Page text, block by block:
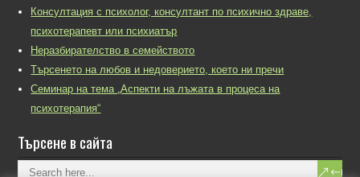
Консултация с психолог, консултант по психично здраве,
психотерапевт или психиатър
Неразбирателство в семейството
Търсенето на любов и недоверието, което ни пречи
Семинар на тема „Аспекти на лъжата в процеса на
психотерапия“
Търсене в сайта